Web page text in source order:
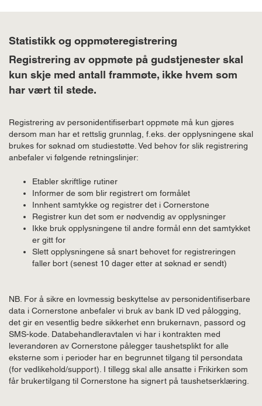
Statistikk og oppmøteregistrering
Registrering av oppmøte på gudstjenester skal
kun skje med antall frammøte, ikke hvem som
har vært til stede.
Registrering av personidentifiserbart oppmøte må kun gjøres
dersom man har et rettslig grunnlag, f.eks. der opplysningene skal
brukes for søknad om studiestøtte. Ved behov for slik registrering
anbefaler vi følgende retningslinjer:
Etabler skriftlige rutiner
Informer de som blir registrert om formålet
Innhent samtykke og registrer det i Cornerstone
Registrer kun det som er nødvendig av opplysninger
Ikke bruk opplysningene til andre formål enn det samtykket
er gitt for
Slett opplysningene så snart behovet for registreringen
faller bort (senest 10 dager etter at søknad er sendt)
NB. For å sikre en lovmessig beskyttelse av personidentifiserbare
data i Cornerstone anbefaler vi bruk av bank ID ved pålogging,
det gir en vesentlig bedre sikkerhet enn brukernavn, passord og
SMS-kode. Databehandleravtalen vi har i kontrakten med
leverandøren av Cornerstone pålegger taushetsplikt for alle
eksterne som i perioder har en begrunnet tilgang til persondata
(for vedlikehold/support). I tillegg skal alle ansatte i Frikirken som
får brukertilgang til Cornerstone ha signert på taushetserklæring.